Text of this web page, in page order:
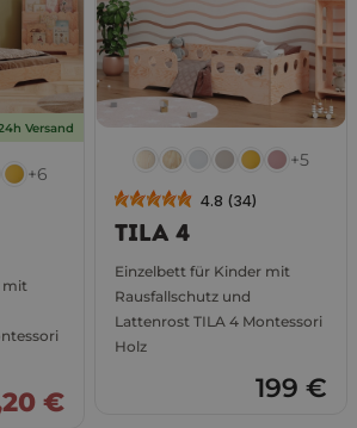
Versand
+6
mit
€
+5
4.8 (34)
TILA 4
Einzelbett für Kinder mit
Rausfallschutz und
Lattenrost TILA 4 Montessori
Holz
199 €